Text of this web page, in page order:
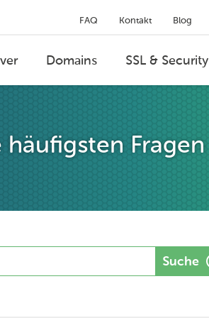
FAQ Kontakt Blog
Domains SSL & Security
Fragen
Suche